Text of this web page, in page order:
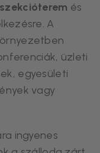
és
A
üzleti
egyesületi
vagy
ingyenes